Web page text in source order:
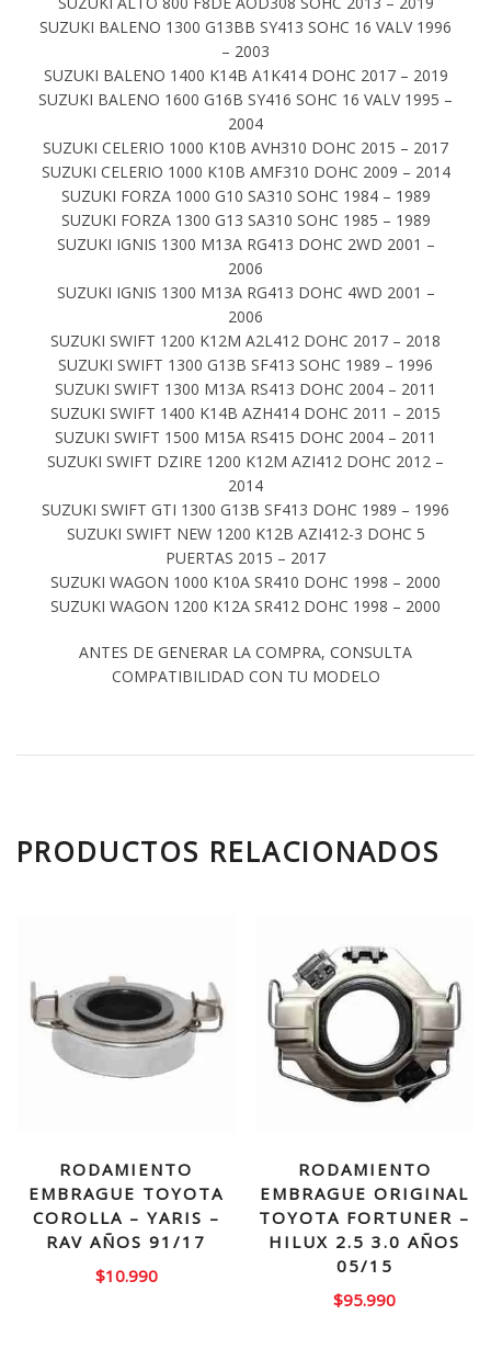
SUZUKI BALENO 1300 G13BB SY413 SOHC 16 VALV 1996
– 2003
SUZUKI BALENO 1400 K14B A1K414 DOHC 2017 – 2019
SUZUKI BALENO 1600 G16B SY416 SOHC 16 VALV 1995 –
2004
SUZUKI CELERIO 1000 K10B AVH310 DOHC 2015 – 2017
SUZUKI CELERIO 1000 K10B AMF310 DOHC 2009 – 2014
SUZUKI FORZA 1000 G10 SA310 SOHC 1984 – 1989
SUZUKI FORZA 1300 G13 SA310 SOHC 1985 – 1989
SUZUKI IGNIS 1300 M13A RG413 DOHC 2WD 2001 –
2006
SUZUKI IGNIS 1300 M13A RG413 DOHC 4WD 2001 –
2006
SUZUKI SWIFT 1200 K12M A2L412 DOHC 2017 – 2018
SUZUKI SWIFT 1300 G13B SF413 SOHC 1989 – 1996
SUZUKI SWIFT 1300 M13A RS413 DOHC 2004 – 2011
SUZUKI SWIFT 1400 K14B AZH414 DOHC 2011 – 2015
SUZUKI SWIFT 1500 M15A RS415 DOHC 2004 – 2011
SUZUKI SWIFT DZIRE 1200 K12M AZI412 DOHC 2012 –
2014
SUZUKI SWIFT GTI 1300 G13B SF413 DOHC 1989 – 1996
SUZUKI SWIFT NEW 1200 K12B AZI412-3 DOHC 5
PUERTAS 2015 – 2017
SUZUKI WAGON 1000 K10A SR410 DOHC 1998 – 2000
SUZUKI WAGON 1200 K12A SR412 DOHC 1998 – 2000
ANTES DE GENERAR LA COMPRA, CONSULTA
COMPATIBILIDAD CON TU MODELO
PRODUCTOS RELACIONADOS
RODAMIENTO
EMBRAGUE TOYOTA
COROLLA – YARIS –
RAV AÑOS 91/17
$10.990
RODAMIENTO
EMBRAGUE ORIGINAL
TOYOTA FORTUNER –
HILUX 2.5 3.0 AÑOS
05/15
$95.990